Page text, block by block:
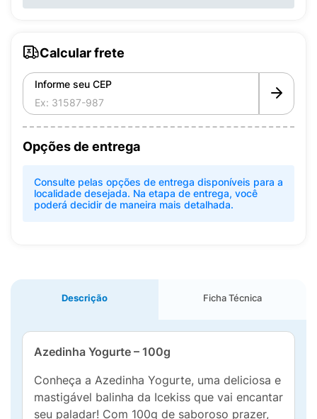
Calcular frete
Informe seu CEP
Opções de entrega
Consulte pelas opções de entrega disponíveis para a
localidade desejada. Na etapa de entrega, você
poderá decidir de maneira mais detalhada.
Descrição Ficha Técnica
Azedinha Yogurte – 100g
Conheça a Azedinha Yogurte, uma deliciosa e
mastigável balinha da Icekiss que vai encantar
seu paladar! Com 100g de saboroso prazer,